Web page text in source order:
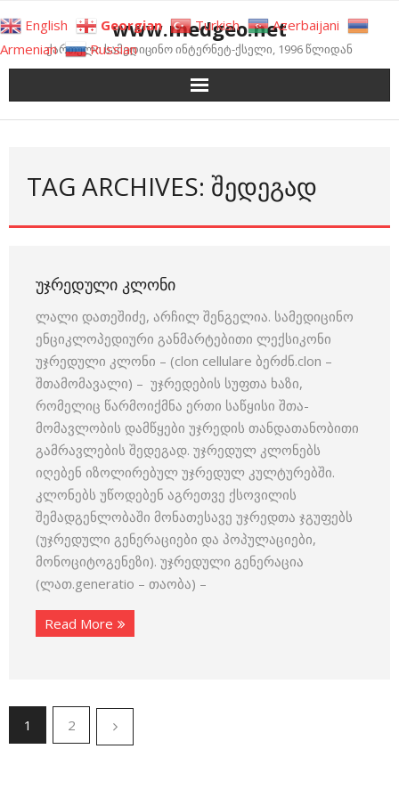
to
content
www.medgeo.net
ქართული სამედიცინო ინტერნეტ-ქსელი, 1996 წლიდან
TAG ARCHIVES: ᲨᲔᲓᲔᲒᲐᲓ
ᲣᲯᲠᲔᲓᲣᲚᲘ ᲙᲚᲝᲜᲘ
ლალი დათეშიძე, არჩილ შენგელია. სამედიცინო
ენციკლოპედიური განმარტებითი ლექსიკონი
უჯრედული კლონი – (clon cellulare ბერძნ.clon –
შთამომავალი) – უჯრედების სუფთა ხაზი,
რომელიც წარმოიქმნა ერთი საწყისი შთა­
მომავლობის დამწყები უჯრედის თანდათანობითი
გამრავლების შედე­გად. უჯრედულ კლონებს
იღებენ იზოლირებულ უჯრედულ კულტუ­რებში.
კლონებს უწოდებენ აგრეთვე ქსოვილის
შემადგენლობაში მონათესავე უჯრედთა ჯგუფებს
(უჯრედული გენერაციები და პოპულა­ციები,
მონოციტოგენეზი). უჯრედული გენერაცია
(ლათ.generatio – თაობა) –
Read More
1 2
English Georgian Turkish
Azerbaijani
Armenian
Russian